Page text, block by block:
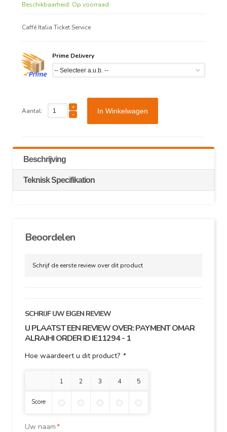
Beschikbaarheid: Op voorraad
Caffé Italia Ticket Service
Prime Delivery
Aantal: In Winkelwagen
Beschrijving
Teknisk Specifikation
Beoordelen
Schrijf de eerste review over dit product
SCHRIJF UW EIGEN REVIEW
U PLAATST EEN REVIEW OVER:PAYMENT OMAR
ALRAJHI ORDER ID IE11294 - 1
Hoe waardeert u dit product? *
1 ster 2 sterren3 sterren4 sterren5 sterren
Score
*
Uw naam